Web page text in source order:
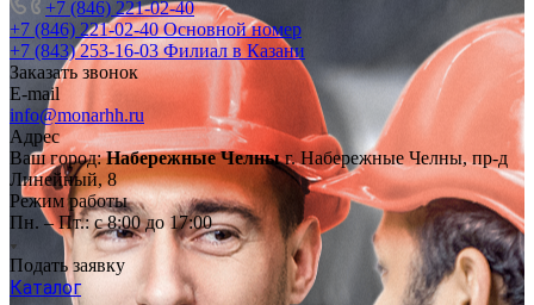
+7 (846) 221-02-40
+7 (846) 221-02-40Основной номер
+7 (843) 253-16-03Филиал в Казани
Заказать звонок
E-mail
info@monarhh.ru
Адрес
Ваш город:Набережные Челны г. Набережные Челны, пр-д
Линейный, 8
Режим работы
Пн. – Пт.: с 8:00 до 17:00
Подать заявку
Каталог